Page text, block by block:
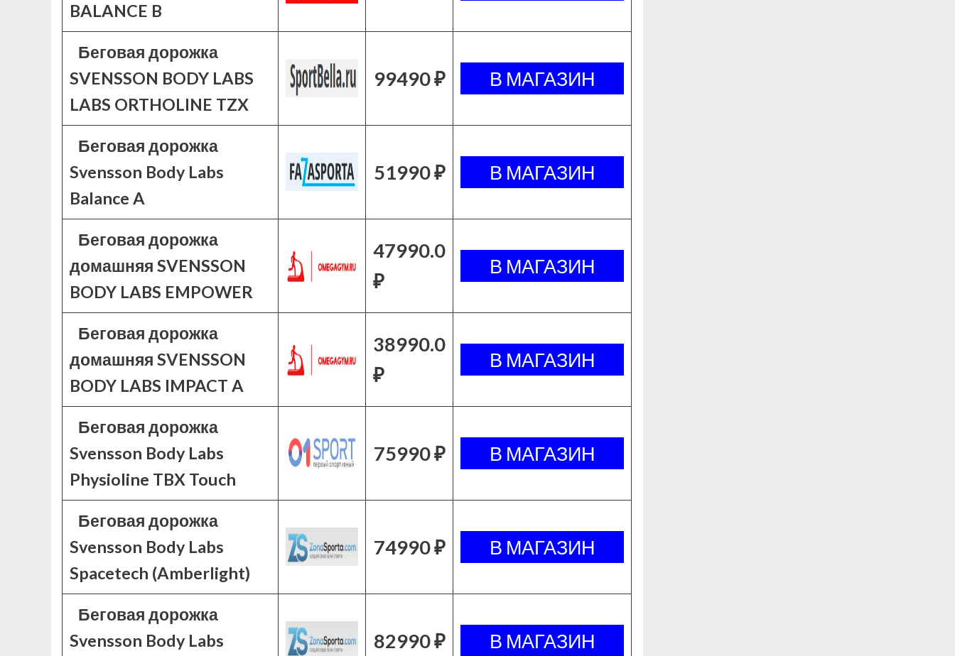
BALANCE B
Беговая дорожка
SVENSSON BODY LABS
LABS ORTHOLINE TZX
99490 ₽
Беговая дорожка
Svensson Body Labs
Balance A
51990 ₽
Беговая дорожка
домашняя SVENSSON
BODY LABS EMPOWER
47990.0
₽
Беговая дорожка
домашняя SVENSSON
BODY LABS IMPACT A
38990.0
₽
Беговая дорожка
Svensson Body Labs
Physioline TBX Touch
75990 ₽
Беговая дорожка
Svensson Body Labs
Spacetech (Amberlight)
74990 ₽
Беговая дорожка
Svensson Body Labs
82990 ₽